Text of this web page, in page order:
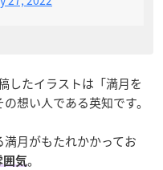
したイラストは「満月を
想い人である英知です。
月がもたれかかってお
囲気。